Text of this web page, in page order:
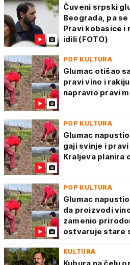
Čuveni srpski
Beograda, pa
Pravi kobasice i
idili (FOTO)
POP KULTURA
Glumac otišao
pravi vino i
napravio pravi
POP KULTURA
Glumac
gaji svinje i
Kraljeva planira
POP KULTURA
Glumac
da proizvodi
zamenio
ostvaruje stare
KULTURA